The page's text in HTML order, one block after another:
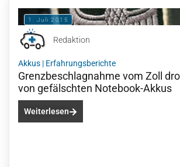
1. Juli 2015
Redaktion
Akkus | Erfahrungsberichte
Grenzbeschlagnahme vom Zoll
von gefälschten Notebook-Akkus
Weiterlesen